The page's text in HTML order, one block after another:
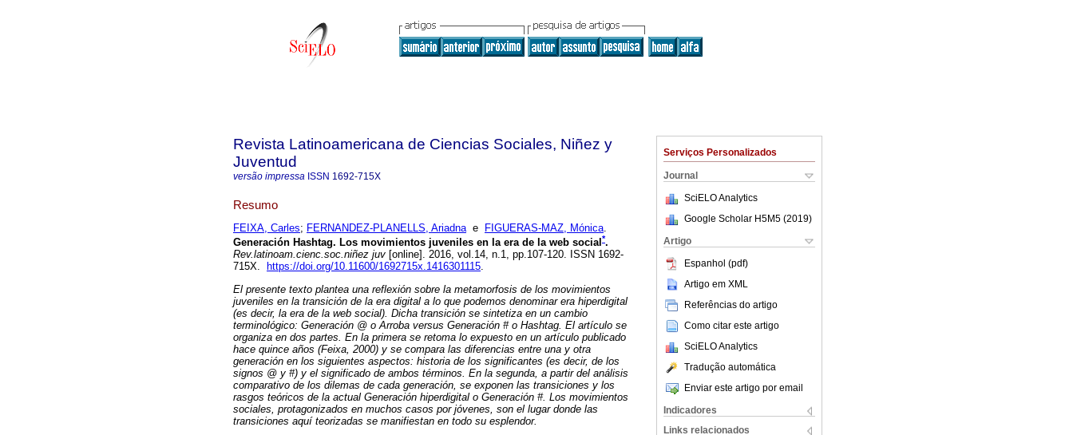
Serviços Personalizados
Journal
SciELO Analytics
Google Scholar H5M5 (2019)
Artigo
Espanhol (pdf)
Artigo em XML
Referências do artigo
Como citar este artigo
SciELO Analytics
Tradução automática
Enviar este artigo por email
Indicadores
Links relacionados
Revista Latinoamericana de Ciencias Sociales, Niñez y
Juventud
versão impressa ISSN 1692-715X
Resumo
FEIXA, Carles; FERNANDEZ-PLANELLS, Ariadnae FIGUERAS-MAZ, Mónica.
Generación Hashtag. Los movimientos juveniles en la era de la web social *.
Rev.latinoam.cienc.soc.niñez juv [online]. 2016, vol.14, n.1, pp.107-120. ISSN 1692-
715X.
https://doi.org/10.11600/1692715x.1416301115.
El presente texto plantea una reflexión sobre la metamorfosis de los movimientos
juveniles en la transición de la era digital a lo que podemos denominar era hiperdigital
(es decir, la era de la web social). Dicha transición se sintetiza en un cambio
terminológico: Generación @ o Arroba versus Generación # o Hashtag. El artículo se
organiza en dos partes. En la primera se retoma lo expuesto en un artículo publicado
hace quince años (Feixa, 2000) y se compara las diferencias entre una y otra
generación en los siguientes aspectos: historia de los significantes (es decir, de los
signos @ y #) y el significado de ambos términos. En la segunda, a partir del análisis
comparativo de los dilemas de cada generación, se exponen las transiciones y los
rasgos teóricos de la actual Generación hiperdigital o Generación #. Los movimientos
sociales, protagonizados en muchos casos por jóvenes, son el lugar donde las
transiciones aquí teorizadas se manifiestan en todo su esplendor.